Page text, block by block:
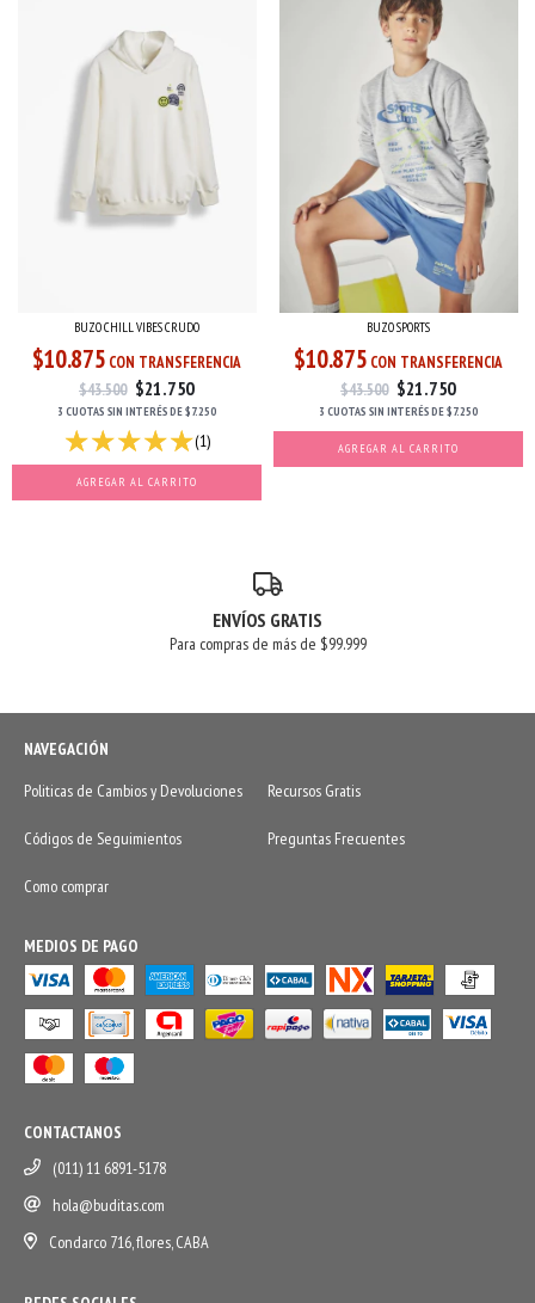
BUZO CHILL VIBES CRUDO
$10.875 CON TRANSFERENCIA
$43.500 $21.750
3 CUOTAS SIN INTERÉSDE$7.250
(1)
AGREGAR AL CARRITO
BUZO SPORTS
$10.875 CON TRANSFERENCIA
$43.500 $21.750
3 CUOTAS SIN INTERÉSDE$7.250
AGREGAR AL CARRITO
ENVÍOS GRATIS
Para compras de más de $99.999
NAVEGACIÓN
Politicas de Cambios y Devoluciones
Recursos Gratis
Códigos de Seguimientos Preguntas Frecuentes
Como comprar
MEDIOS DE PAGO
CONTACTANOS
(011) 11 6891-5178
hola@buditas.com
Condarco 716, flores, CABA